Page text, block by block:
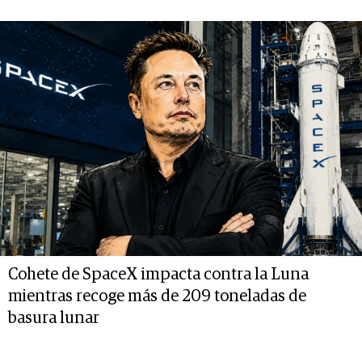
Cohete de SpaceX impacta contra la Luna
mientras recoge más de 209 toneladas de
basura lunar